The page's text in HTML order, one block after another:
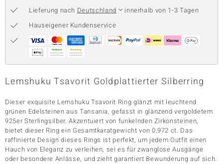
Classics
Lieferung nach Deutschland
innerhalb von 1-3 Tagen
Hauseigener Kundenservice
Lemshuku Tsavorit Goldplattierter Silberring
Dieser exquisite Lemshuku Tsavorit Ring glänzt mit leuchtend
grünen Edelsteinen aus Tansania, gefasst in glänzend vergoldetem
925er Sterlingsilber. Akzentuiert von funkelnden Zirkonsteinen,
bietet dieser Ring ein Gesamtkaratgewicht von 0,972 ct. Das
raffinierte Design dieses Rings ist perfekt, um jedem Outfit einen
Hauch von Eleganz zu verleihen, sei es für zwanglose Ausgänge
oder besondere Anlässe, und zieht garantiert Bewunderung auf sich.